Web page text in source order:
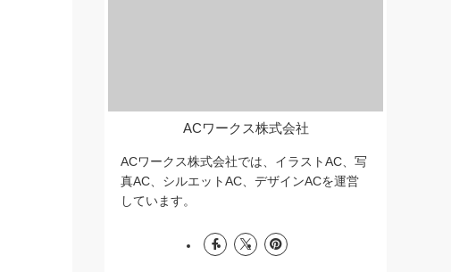
ACワークス株式会社
ACワークス株式会社では、イラストAC、写
真AC、シルエットAC、デザインACを運営
しています。